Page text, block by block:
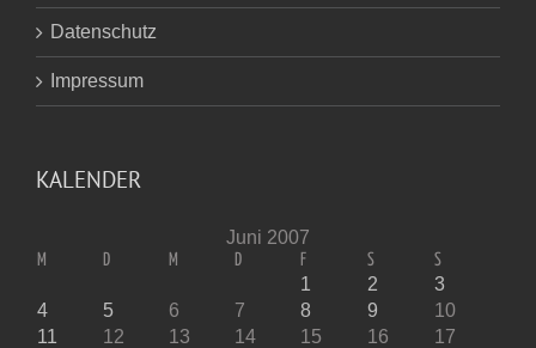
Datenschutz
Impressum
KALENDER
Juni 2007
M D M D F S S
1 2
3
4
5 6 7 8 9
10
11
12 13 14 15 16
17